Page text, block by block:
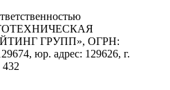
ГРУПП», ОГРН:
юр. адрес: 129626, г.